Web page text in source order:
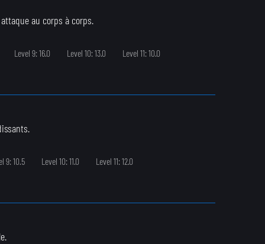
au corps à corps.
Level 9: 16.0 Level 10: 13.0
Level 11: 10.0
9: 10.5 Level 10: 11.0
Level 11: 12.0